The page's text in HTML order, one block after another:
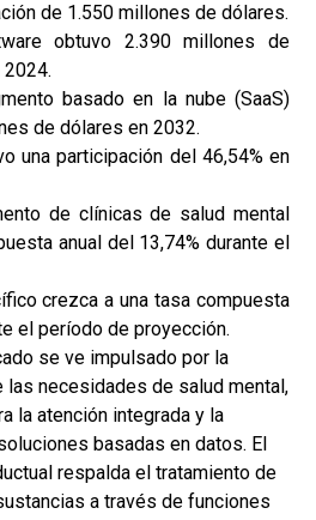
de 1.550 millones de dólares.
obtuvo 2.390 millones de
basado en la nube (SaaS)
de dólares en 2032.
una participación del 46,54% en
de clínicas de salud mental
anual del 13,74% durante el
crezca a una tasa compuesta
el período de proyección.
se ve impulsado por la
las necesidades de salud mental,
la atención integrada y la
basadas en datos. El
respalda el tratamiento de
a través de funciones